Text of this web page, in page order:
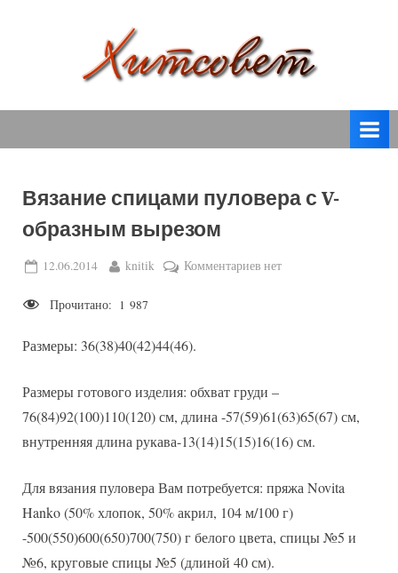
т
о
в
е
спицами,
крючком,
вязаные
модели
с
описанием
Вязание спицами пуловера с V-
образным вырезом
Posted
12.06.2014 By
knitik Комментариевк
V-
вырезом
нет
Прочитано: 1 987
Размеры: 36(38)40(42)44(46).
Размеры готового изделия: обхват груди –
76(84)92(100)110(120) см, длина -57(59)61(63)65(67) см,
внутренняя длина рукава-13(14)15(15)16(16) см.
Для вязания пуловера Вам потребуется: пряжа Novita
Hanko (50% хлопок, 50% акрил, 104 м/100 г)
-500(550)600(650)700(750) г белого цвета, спицы №5 и
№6, круговые спицы №5 (длиной 40 см).